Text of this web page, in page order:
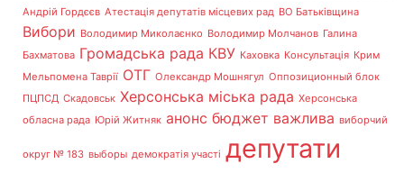
Андрій Гордєєв Атестація депутатів місцевих рад ВО Батьківщина
Вибори Володимир Миколаєнко Володимир Молчанов Галина
Бахматова Громадська рада КВУ Каховка Консультація Крим
Мельпомена Таврії ОТГ Олександр Мошнягул Оппозиционный блок
ПЦПСД Скадовськ Херсонська міська рада Херсонська
обласна рада Юрій Житняк анонс бюджет важлива виборчий
округ № 183 выборы демократія участі депутати